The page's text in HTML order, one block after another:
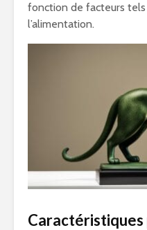
fonction de facteurs
l’alimentation.
Caractéristiques